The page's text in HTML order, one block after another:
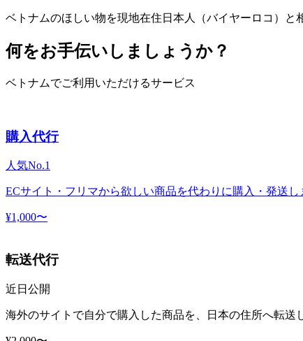
ベトナムのほしい物を現地在住日本人（バイヤーロコ）
何をお手伝いしましょうか？
ベトナムでご利用いただけるサービス
購入代行
人気No.1
ECサイト・フリマから欲しい商品を代わりに購入・発送し
¥1,000〜
転送代行
近日公開
海外のサイトで自分で購入した商品を、日本の住所へ転送